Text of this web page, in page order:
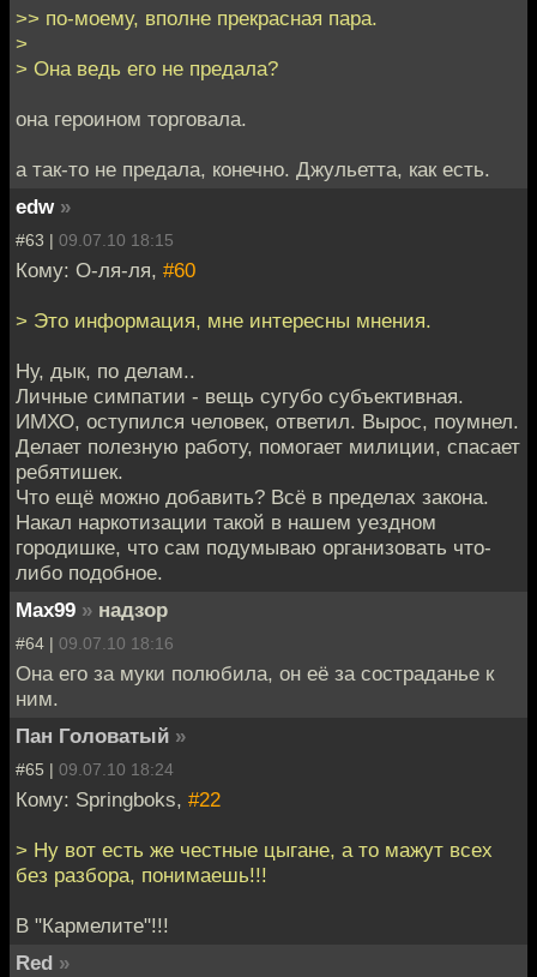
>> по-моему, вполне прекрасная пара.
>
> Она ведь его не предала?
она героином торговала.
а так-то не предала, конечно. Джульетта, как есть.
edw »
#63 | 09.07.10 18:15
Кому: О-ля-ля, #60
> Это информация, мне интересны мнения.
Ну, дык, по делам..
Личные симпатии - вещь сугубо субъективная.
ИМХО, оступился человек, ответил. Вырос, поумнел.
Делает полезную работу, помогает милиции, спасает
ребятишек.
Что ещё можно добавить? Всё в пределах закона.
Накал наркотизации такой в нашем уездном
городишке, что сам подумываю организовать что-
либо подобное.
Max99 » надзор
#64 | 09.07.10 18:16
Она его за муки полюбила, он её за состраданье к
ним.
Пан Головатый »
#65 | 09.07.10 18:24
Кому: Springboks, #22
> Ну вот есть же честные цыгане, а то мажут всех
без разбора, понимаешь!!!
В "Кармелите"!!!
Red »